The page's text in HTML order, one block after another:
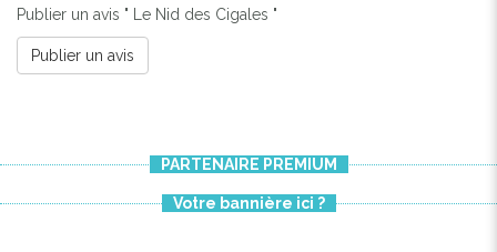
Publier un avis " Le Nid des Cigales "
Publier un avis
PARTENAIRE PREMIUM
Votre bannière ici ?